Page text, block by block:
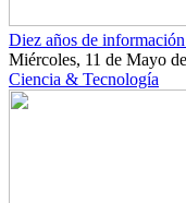
Diez años de
Miércoles, 11 de Mayo
Ciencia & Tecnología